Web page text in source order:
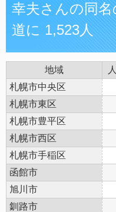
幸夫さんの同
道に 1,523人
地域
札幌市中央区
札幌市東区
札幌市豊平区
札幌市西区
札幌市手稲区
函館市
旭川市
釧路市